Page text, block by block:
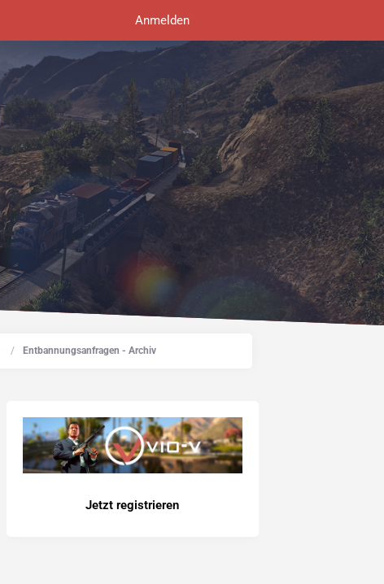
Anmelden
Entbannungsanfragen - Archiv
Jetzt registrieren